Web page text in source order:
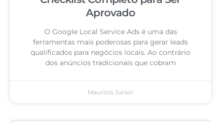
Aprovado
O Google Local Service Ads é uma das
ferramentas mais poderosas para gerar leads
qualificados para negócios locais. Ao contrário
dos anúncios tradicionais que cobram
Mauricio Junior